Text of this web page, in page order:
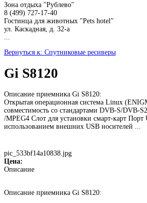
Зона отдыха "Рублево"
8 (499) 727-17-40
Гостинца для животных "Рets hotel"
ул. Каскадная, д. 32-а
Вернуться к: Спутниковые ресиверы
Gi S8120
Описание приемника Gi S8120:
Открытая операционная система Linux
совместимость со стандартами DVB-S/DVB-
/MPEG4 Слот для установки смарт-карт
использованием внешних USB носителей ...
pic_533bf14a10838.jpg
Цена:
Описание
Описание приемника Gi S8120: